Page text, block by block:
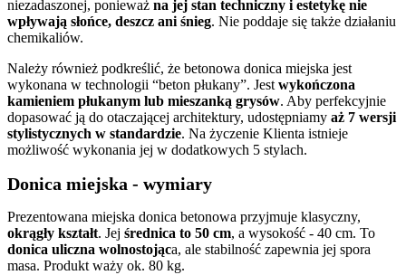
niezadaszonej, ponieważ na jej stan techniczny i estetykę nie
wpływają słońce, deszcz ani śnieg. Nie poddaje się także działaniu
chemikaliów.
Należy również podkreślić, że betonowa donica miejska jest
wykonana w technologii “beton płukany”. Jest wykończona
kamieniem płukanym lub mieszanką grysów. Aby perfekcyjnie
dopasować ją do otaczającej architektury, udostępniamy aż 7 wersji
stylistycznych w standardzie. Na życzenie Klienta istnieje
możliwość wykonania jej w dodatkowych 5 stylach.
Donica miejska - wymiary
Prezentowana miejska donica betonowa przyjmuje klasyczny,
okrągły kształt. Jej średnica to 50 cm, a wysokość - 40 cm. To
donica uliczna wolnostojąca, ale stabilność zapewnia jej spora
masa. Produkt waży ok. 80 kg.